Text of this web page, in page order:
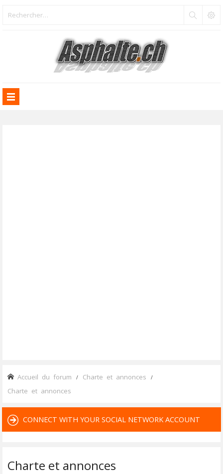
Accueil du forum Charte et annonces
Charte et annonces
CONNECT WITH YOUR SOCIAL NETWORK ACCOUNT
Charte et annonces